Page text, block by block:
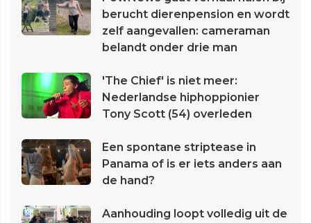
berucht dierenpension en wordt
zelf aangevallen: cameraman
belandt onder drie man
'The Chief' is niet meer:
Nederlandse hiphoppionier
Tony Scott (54) overleden
Een spontane striptease in
Panama of is er iets anders aan
de hand?
Aanhouding loopt volledig uit de